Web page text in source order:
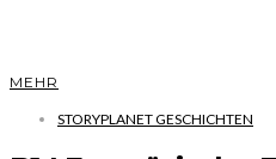
MEHR
STORYPLANET GESCHICHTEN